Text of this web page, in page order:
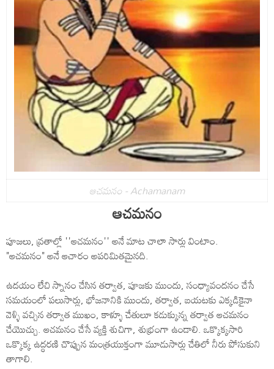
ఆచమనం - Achamanam
ఆచమనం
పూజలు, వ్రతాల్లో ''ఆచమనం'' అనే మాట చాలా సార్లు వింటాం.
"ఆచమనం" అనే ఆచారం అపరిమితమైనది.
ఉదయం లేచి స్నానం చేసిన తర్వాత, పూజకు ముందు, సంధ్యావందనం చేసే
సమయంలో పలుసార్లు, భోజనానికి ముందు, తర్వాత, బయటకు ఎక్కడికైనా
వెళ్ళి వచ్చిన తర్వాత ముఖం, కాళ్ళూ చేతులూ కడుక్కున్న తర్వాత ఆచమనం
చేయొచ్చు. ఆచమనం చేసే వ్యక్తి శుచిగా, శుభ్రంగా ఉండాలి. ఒక్కొక్కసారి
ఒక్కొక్క ఉద్ధరణి చొప్పున మంత్రయుక్తంగా మూడుసార్లు చేతిలో నీరు పోసుకుని
తాగాలి.